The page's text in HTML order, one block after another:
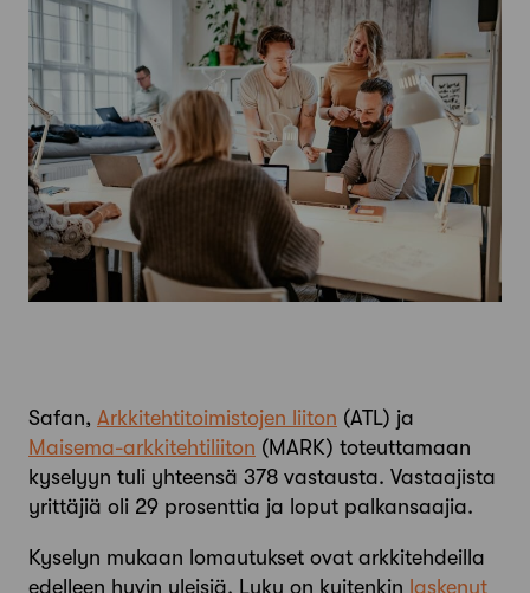
Safan, Arkkitehtitoimistojen liiton (ATL) ja
Maisema-arkkitehtiliiton (MARK) toteuttamaan
kyselyyn tuli yhteensä 378 vastausta. Vastaajista
yrittäjiä oli 29 prosenttia ja loput palkansaajia.
Kyselyn mukaan lomautukset ovat arkkitehdeilla
edelleen hyvin yleisiä. Luku on kuitenkin laskenut